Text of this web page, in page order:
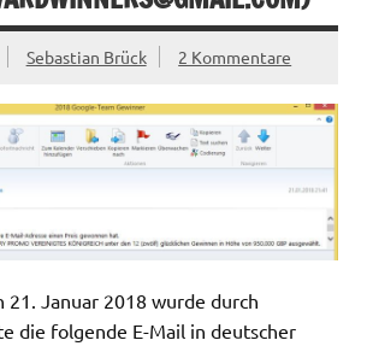
Sebastian Brück 2 Kommentare
21. Januar 2018 wurde durch
die folgende E-Mail in deutscher